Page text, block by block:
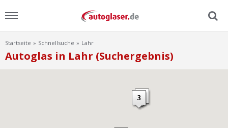
Home
Startseite Schnellsuche Lahr
Autoglas in Lahr (Suchergebnis)